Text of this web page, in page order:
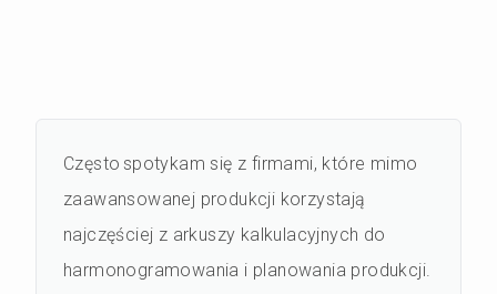
Często spotykam się z firmami, które mimo
zaawansowanej produkcji korzystają
najczęściej z arkuszy kalkulacyjnych do
harmonogramowania i planowania produkcji.